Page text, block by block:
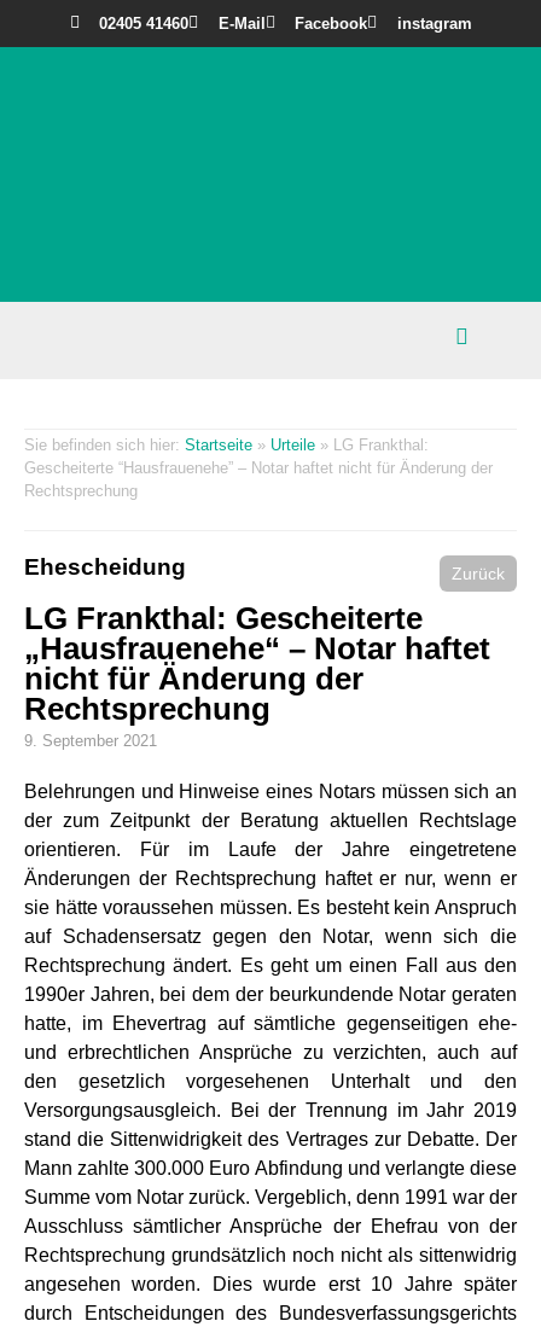
02405 41460 E-Mail Facebook instagram
Startseite » Urteile » LG Frankthal:
Gescheiterte “Hausfrauenehe” – Notar haftet nicht für Änderung der
Rechtsprechung
Ehescheidung Zurück
LG Frankthal: Gescheiterte
„Hausfrauenehe“ – Notar haftet
nicht für Änderung der
Rechtsprechung
9. September 2021
Belehrungen und Hinweise eines Notars müssen sich an
der zum Zeitpunkt der Beratung aktuellen Rechtslage
orientieren. Für im Laufe der Jahre eingetretene
Änderungen der Rechtsprechung haftet er nur, wenn er
sie hätte voraussehen müssen. Es besteht kein Anspruch
auf Schadensersatz gegen den Notar, wenn sich die
Rechtsprechung ändert. Es geht um einen Fall aus den
1990er Jahren, bei dem der beurkundende Notar geraten
hatte, im Ehevertrag auf sämtliche gegenseitigen ehe-
und erbrechtlichen Ansprüche zu verzichten, auch auf
den gesetzlich vorgesehenen Unterhalt und den
Versorgungsausgleich. Bei der Trennung im Jahr 2019
stand die Sittenwidrigkeit des Vertrages zur Debatte. Der
Mann zahlte 300.000 Euro Abfindung und verlangte diese
Summe vom Notar zurück. Vergeblich, denn 1991 war der
Ausschluss sämtlicher Ansprüche der Ehefrau von der
Rechtsprechung grundsätzlich noch nicht als sittenwidrig
angesehen worden. Dies wurde erst 10 Jahre später
durch Entscheidungen des Bundesverfassungsgerichts